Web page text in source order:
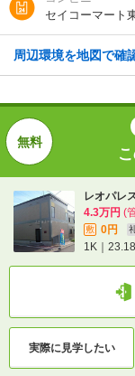
交通
旭川
Ｊ
こ
レオパレ
4.3万円 (
敷 0円
1K｜
セイコーマート
周辺環境を地図で確
レオパレ
4.3万円 (
敷 0円
1K｜
実際に見学したい